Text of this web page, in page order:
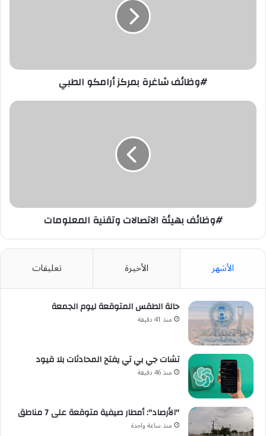
#وظائف شاغرة بمركز أرامكو الطبي
#وظائف
#وظائف بهيئة الاتصالات وتقنية المعلومات
الأشهر الأخيرة تعليقات
حالة الطقس المتوقعة ليوم الجمعة
منذ 41 دقيقة
تشات جي بي تي يفتح المحادثات بلا قيود
منذ 46 دقيقة
"الأرصاد": أمطار صيفية متوقعة على 7 مناطق
منذ ساعة واحدة